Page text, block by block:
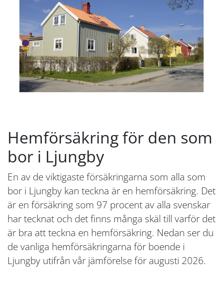
Hemförsäkring för den som
bor i Ljungby
En av de viktigaste försäkringarna som alla som
bor i Ljungby kan teckna är en hemförsäkring. Det
är en försäkring som 97 procent av alla svenskar
har tecknat och det finns många skäl till varför det
är bra att teckna en hemförsäkring. Nedan ser du
de vanliga hemförsäkringarna för boende i
Ljungby utifrån vår jämförelse för augusti 2026.